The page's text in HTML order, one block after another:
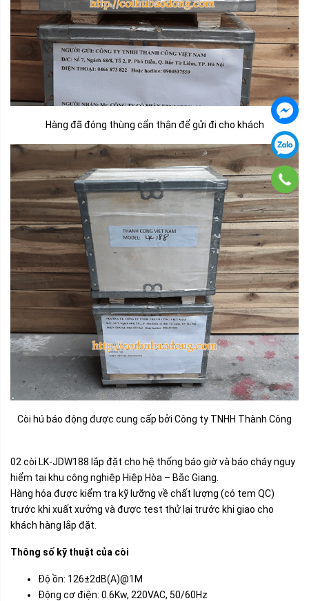
Hàng đã đóng thùng cẩn thận để gửi đi cho khách
Còi hú báo động được cung cấp bởi Công ty TNHH Thành Công
02 còi LK-JDW188 lắp đặt cho hệ thống báo giờ và báo cháy nguy
hiểm tại khu công nghiệp Hiệp Hòa – Bắc Giang.
Hàng hóa được kiểm tra kỹ lưỡng về chất lượng (có tem QC)
trước khi xuất xưởng và được test thử lại trước khi giao cho
khách hàng lắp đặt.
Thông số kỹ thuật của còi
Độ ồn: 126±2dB(A)@1M
Động cơ điện: 0.6Kw, 220VAC, 50/60Hz